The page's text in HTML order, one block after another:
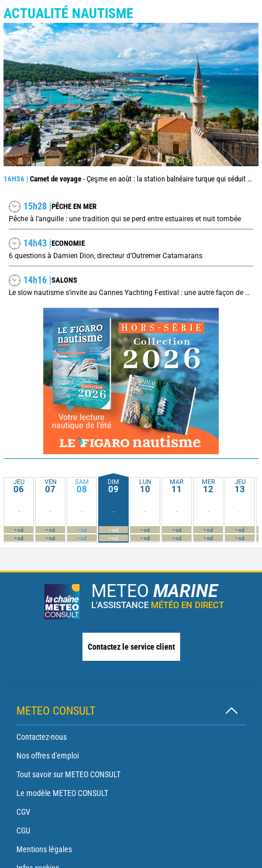
ACTUALITÉ NAUTISME
16H36 | Carnet de voyage - Çeşme en août : la station balnéaire turque qui séduit jusque de l’autre côté de la mer Égée
15h28 |PÊCHE EN MER
Pêche à l’anguille : une tradition qui se perd entre estuaires et nuit tombée
14h43 |ECONOMIE
6 questions à Damien Dion, directeur d’Outremer Catamarans
14h16 |SALONS
Le slow nautisme s'invite au Cannes Yachting Festival : une autre façon de naviguer prend le large
JEU
06
-
-nd
-nd
VEN
07
-
-nd
-nd
SAM
08
-
-nd
-nd
DIM
09
-
-nd
-nd
LUN
10
-
-nd
-nd
MAR
11
-
-nd
-nd
MER
12
-
-nd
-nd
JEU
13
-
-nd
-nd
METEO MARINE
L'ASSISTANCE MÉTÉO EN DIRECT
Contactez le service client
METEO CONSULT
Contactez-nous
Nos offres d'emploi
Tout savoir sur METEO CONSULT
Le modèle METEO CONSULT
CGV
CGU
Mentions légales